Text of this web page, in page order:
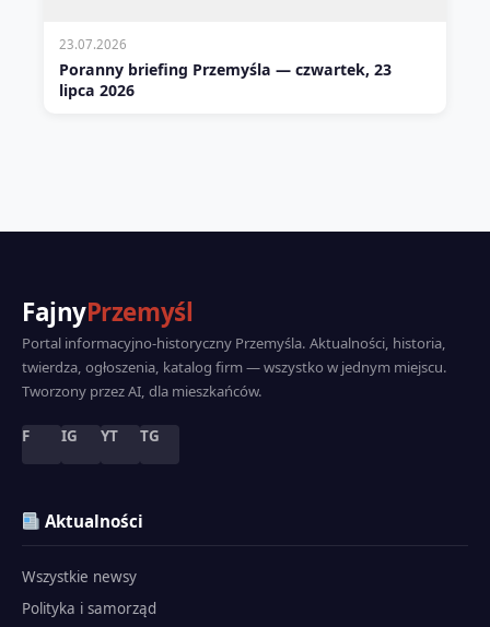
23.07.2026
Poranny briefing Przemyśla — czwartek, 23
lipca 2026
FajnyPrzemyśl
Portal informacyjno-historyczny Przemyśla. Aktualności, historia,
twierdza, ogłoszenia, katalog firm — wszystko w jednym miejscu.
Tworzony przez AI, dla mieszkańców.
F IG YT TG
Aktualności
Wszystkie newsy
Polityka i samorząd